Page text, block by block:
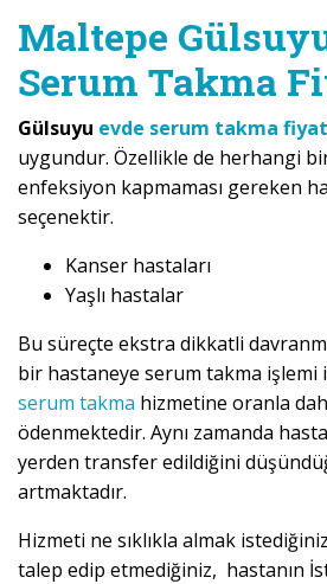
Maltepe
Serum Takma
Gülsuyu evde serum takma
uygundur. Özellikle de herhangi bir
enfeksiyon kapmaması gereken
seçenektir.
Kanser hastaları
Yaşlı hastalar
Bu süreçte ekstra dikkatli
bir hastaneye serum takma işlemi
serum takma hizmetine oranla
ödenmektedir. Aynı zamanda
yerden transfer edildiğini
artmaktadır.
Hizmeti ne sıklıkla almak
talep edip etmediğiniz, hastanın